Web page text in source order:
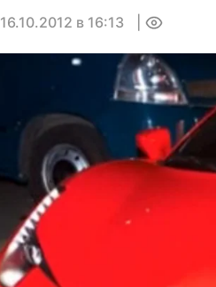
16.10.2012 в 16:13